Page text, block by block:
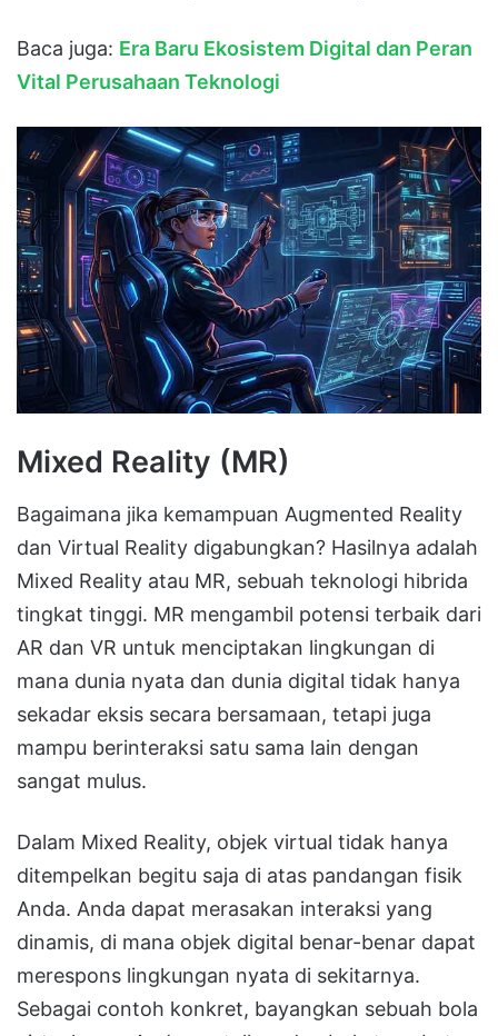
Baca juga: Era Baru Ekosistem Digital dan Peran
Vital Perusahaan Teknologi
Mixed Reality (MR)
Bagaimana jika kemampuan Augmented Reality
dan Virtual Reality digabungkan? Hasilnya adalah
Mixed Reality atau MR, sebuah teknologi hibrida
tingkat tinggi. MR mengambil potensi terbaik dari
AR dan VR untuk menciptakan lingkungan di
mana dunia nyata dan dunia digital tidak hanya
sekadar eksis secara bersamaan, tetapi juga
mampu berinteraksi satu sama lain dengan
sangat mulus.
Dalam Mixed Reality, objek virtual tidak hanya
ditempelkan begitu saja di atas pandangan fisik
Anda. Anda dapat merasakan interaksi yang
dinamis, di mana objek digital benar-benar dapat
merespons lingkungan nyata di sekitarnya.
Sebagai contoh konkret, bayangkan sebuah bola